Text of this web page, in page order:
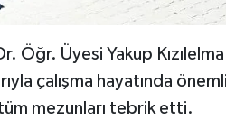
Öğr. Üyesi Yakup
çalışma hayatında
mezunları tebrik etti.